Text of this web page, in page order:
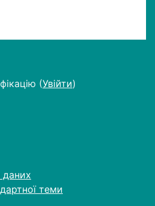
(Увійти)
даних
теми